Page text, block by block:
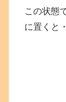
この状態
に置くと